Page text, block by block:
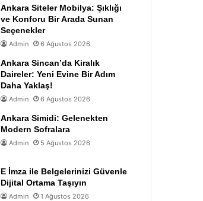
Ankara Siteler Mobilya: Şıklığı
ve Konforu Bir Arada Sunan
Seçenekler
Admin 6 Ağustos 2026
Ankara Sincan’da Kiralık
Daireler: Yeni Evine Bir Adım
Daha Yaklaş!
Admin 6 Ağustos 2026
Ankara Simidi: Gelenekten
Modern Sofralara
Admin 5 Ağustos 2026
E İmza ile Belgelerinizi Güvenle
Dijital Ortama Taşıyın
Admin 1 Ağustos 2026